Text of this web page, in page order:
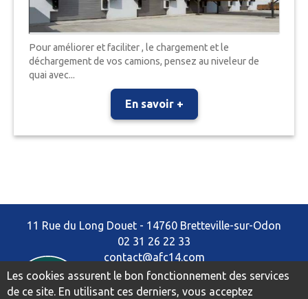
Pour améliorer et faciliter , le chargement et le
déchargement de vos camions, pensez au niveleur de
quai avec...
En savoir +
11 Rue du Long Douet - 14760 Bretteville-sur-Odon
02 31 26 22 33
contact@afc14.com
Mentions légales
Les cookies assurent le bon fonctionnement des services
de ce site. En utilisant ces derniers, vous acceptez